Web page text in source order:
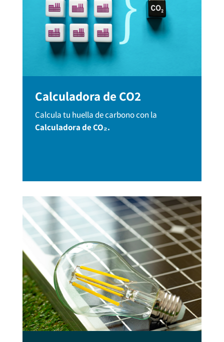
Calculadora de CO2
Calcula tu huella de carbono con la
Calculadora de CO₂.